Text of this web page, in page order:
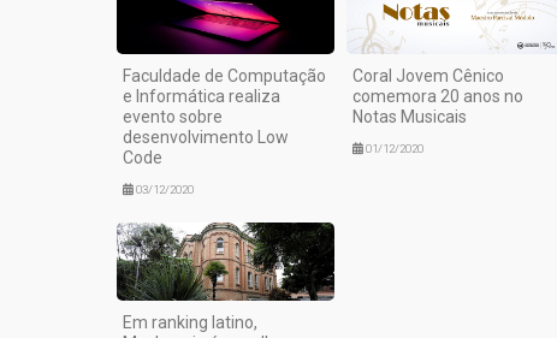
Faculdade de Computação
e Informática realiza
evento sobre
desenvolvimento Low
Code
03/12/2020
Coral Jovem Cênico
comemora 20 anos no
Notas Musicais
01/12/2020
Em ranking latino,